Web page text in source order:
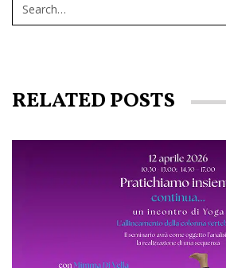
RELATED POSTS